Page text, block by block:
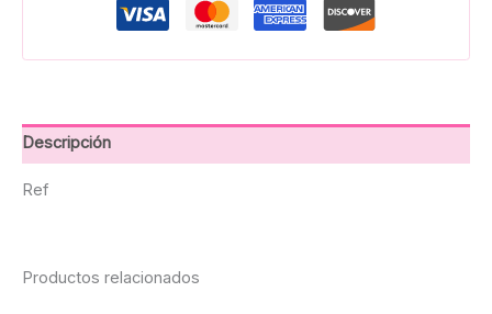
Descripción
Ref
Productos relacionados